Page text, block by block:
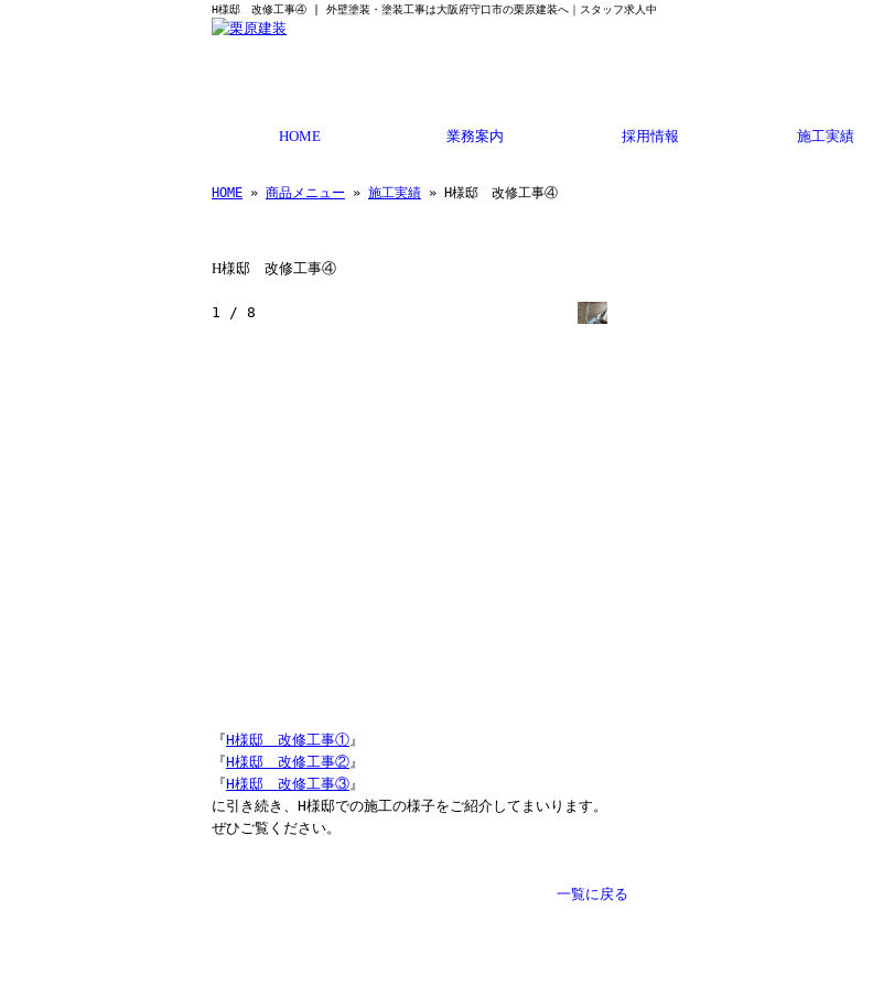
H様邸 改修工事④ | 外壁塗装・塗装工事は大阪府守口市の栗原建装へ｜スタッフ求人中
HOME 業務案内 採用情報 施工実績
HOME » 商品メニュー » 施工実績 » H様邸 改修工事④
H様邸 改修工事④
1 / 8
『H様邸 改修工事①』
『H様邸 改修工事②』
『H様邸 改修工事③』
に引き続き、H様邸での施工の様子をご紹介してまいります。
ぜひご覧ください。
一覧に戻る